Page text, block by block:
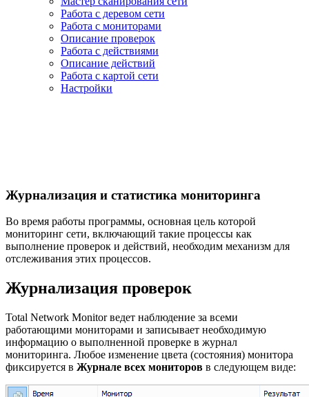
Работа с деревом сети
Работа с мониторами
Описание проверок
Работа с действиями
Описание действий
Работа с картой сети
Настройки
Журнализация и статистика мониторинга
Во время работы программы, основная цель которой
мониторинг сети, включающий такие процессы как
выполнение проверок и действий, необходим механизм для
отслеживания этих процессов.
Журнализация проверок
Total Network Monitor ведет наблюдение за всеми
работающими мониторами и записывает необходимую
информацию о выполненной проверке в журнал
мониторинга. Любое изменение цвета (состояния) монитора
фиксируется в Журнале всех мониторов в следующем виде: